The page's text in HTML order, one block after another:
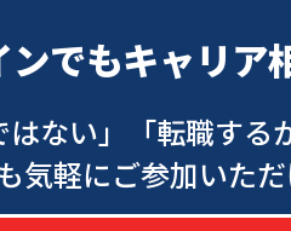
ンでもキャリア
ない」
「転職する
気軽にご参加いただ